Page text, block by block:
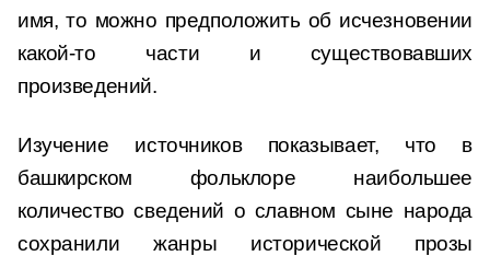
имя, то можно предположить об исчезновении
какой-то части и существовавших
произведений.
Изучение источников показывает, что в
башкирском фольклоре наибольшее
количество сведений о славном сыне народа
сохранили жанры исторической прозы